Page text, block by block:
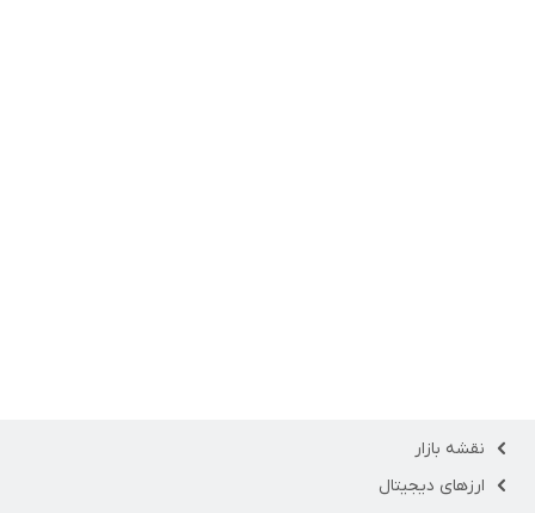
نقشه بازار
ارزهای دیجیتال